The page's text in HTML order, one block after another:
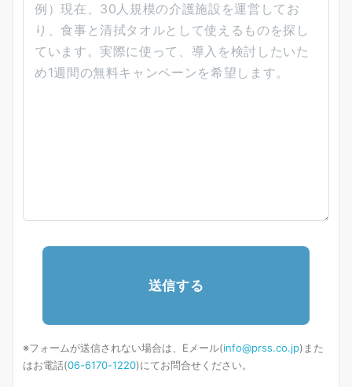
※フォームが送信されない場合は、Eメール(info@prss.co.jp)また
はお電話(06-6170-1220)にてお問合せください。